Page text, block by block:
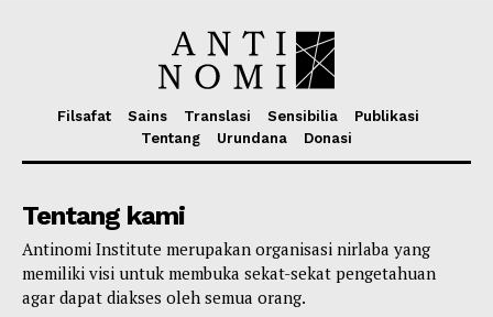
Filsafat Sains Translasi Sensibilia
Publikasi
Tentang
Urundana Donasi
Tentang kami
Antinomi Institute merupakan organisasi nirlaba yang
memiliki visi untuk membuka sekat-sekat pengetahuan
agar dapat diakses oleh semua orang.